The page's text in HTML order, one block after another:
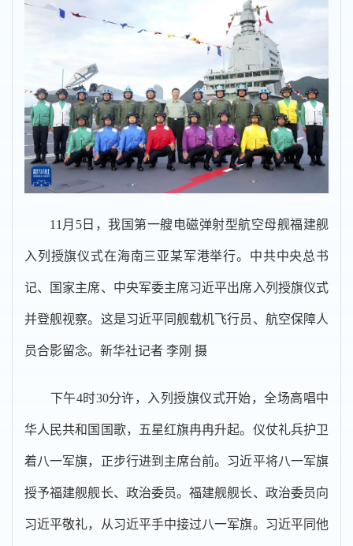
11月5日，我国第一艘电磁弹射型航空母舰福建舰
入列授旗仪式在海南三亚某军港举行。中共中央总书
记、国家主席、中央军委主席习近平出席入列授旗仪式
并登舰视察。这是习近平同舰载机飞行员、航空保障人
员合影留念。新华社记者 李刚 摄
下午4时30分许，入列授旗仪式开始，全场高唱中
华人民共和国国歌，五星红旗冉冉升起。仪仗礼兵护卫
着八一军旗，正步行进到主席台前。习近平将八一军旗
授予福建舰舰长、政治委员。福建舰舰长、政治委员向
习近平敬礼，从习近平手中接过八一军旗。习近平同他